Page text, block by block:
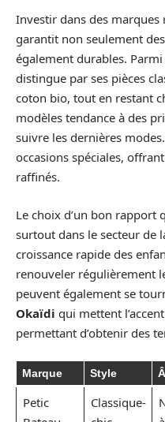
Investir dans des
garantit non seulement
également durables. Parmi
distingue par ses pièces
coton bio, tout en restant
modèles tendance à des
suivre les dernières modes.
occasions spéciales,
raffinés.
Le choix d’un bon rapport
surtout dans le secteur de
croissance rapide des
renouveler régulièrement
peuvent également se
Okaïdi qui mettent
permettant d’obtenir des
Marque Style
Petic
Classique-